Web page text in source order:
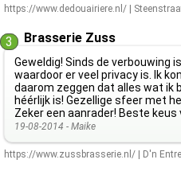
https://www.dedouairiere.nl/
3 Brasserie Zuss
Geweldig! Sinds de verbouwing
waardoor er veel privacy is. Ik
daarom zeggen dat alles wat ik
héérlijk is! Gezellige sfeer met
Zeker een aanrader! Beste keus
19-08-2014 - Maike
https://www.zussbrasserie.nl/ D'n